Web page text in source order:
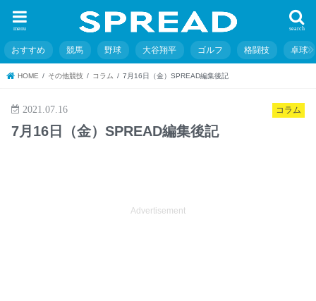
search
menu
おすすめ 競馬 野球 大谷翔平 ゴルフ 格闘技 卓球
HOME その他競技 コラム 7月16日（金）SPREAD編集後記
コラム
2021.07.16
7月16日（金）SPREAD編集後記
Advertisement